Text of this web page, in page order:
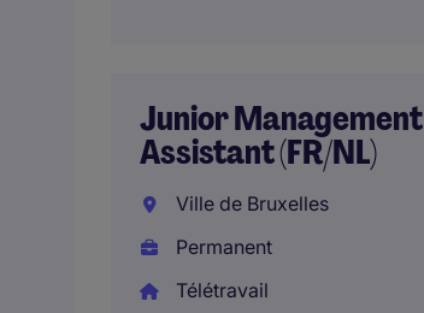
Junior Management
Assistant (FR/NL)
Ville de Bruxelles
Permanent
Télétravail